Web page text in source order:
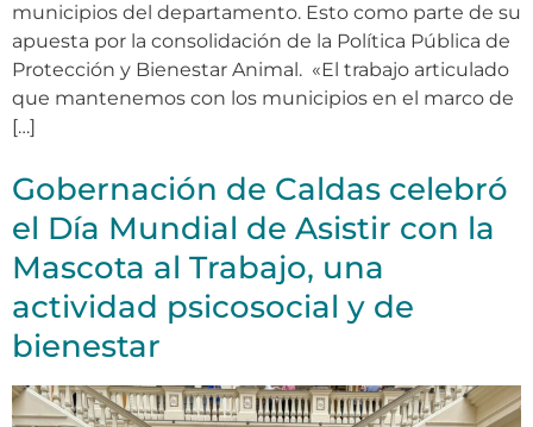
municipios del departamento. Esto como parte de su
apuesta por la consolidación de la Política Pública de
Protección y Bienestar Animal. «El trabajo articulado
que mantenemos con los municipios en el marco de
[…]
Gobernación de Caldas celebró
el Día Mundial de Asistir con la
Mascota al Trabajo, una
actividad psicosocial y de
bienestar